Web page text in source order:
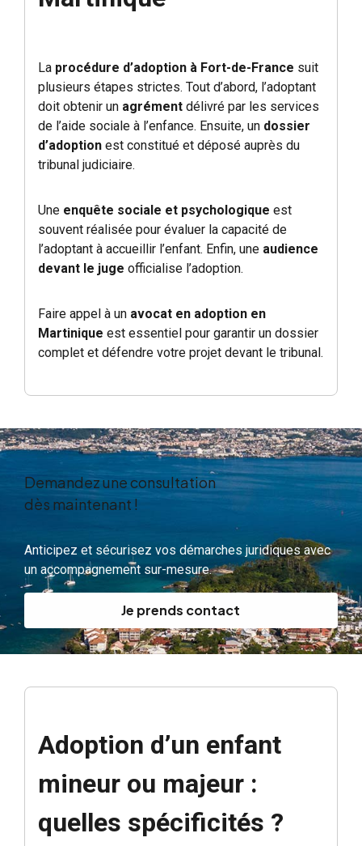
La procédure d’adoption à Fort-de-France suit
plusieurs étapes strictes. Tout d’abord, l’adoptant
doit obtenir un agrémentdélivré par les services
de l’aide sociale à l’enfance. Ensuite, un dossier
d’adoptionest constitué et déposé auprès du
tribunal judiciaire.
Une enquête sociale et psychologique est
souvent réalisée pour évaluer la capacité de
l’adoptant à accueillir l’enfant. Enfin, une audience
devant le juge officialise l’adoption.
Faire appel à un avocat en adoption en
Martinique est essentiel pour garantir un dossier
complet et défendre votre projet devant le tribunal.
Demandez une consultation
dès maintenant !
Anticipez et sécurisez vos démarches juridiques avec
un accompagnement sur-mesure.
Je prends contact
Adoption d’un enfant
mineur ou majeur :
quelles spécificités ?